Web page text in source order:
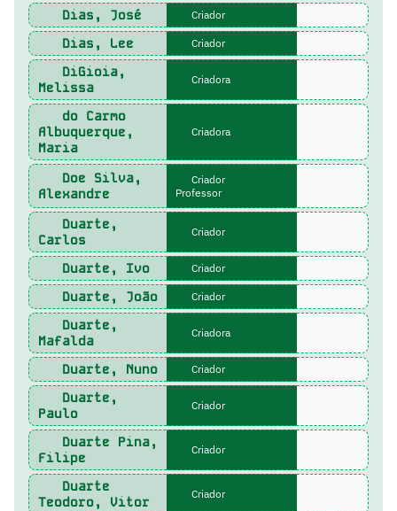
Dias, José Criador
Dias, Lee Criador
DiGioia,
Melissa
Criadora
do Carmo
Albuquerque,
Maria
Criadora
Doe Silva,
Alexandre
Criador
Professor
Duarte,
Carlos
Criador
Duarte, Ivo Criador
Duarte, João Criador
Duarte,
Mafalda
Criadora
Duarte, Nuno Criador
Duarte,
Paulo
Criador
Duarte Pina,
Filipe
Criador
Duarte
Teodoro, Vitor
Criador